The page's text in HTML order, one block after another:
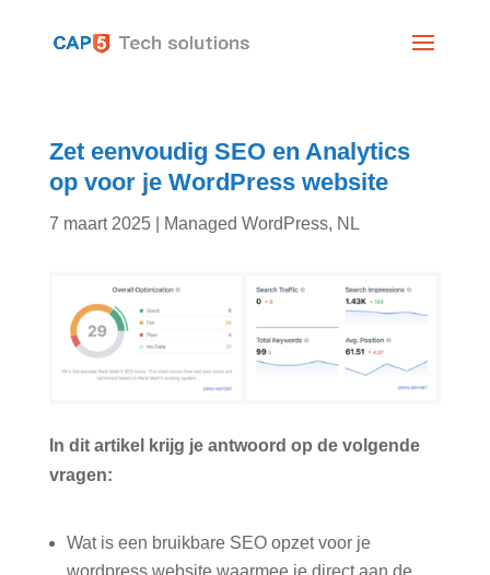
Zet eenvoudig SEO en Analytics
op voor je WordPress website
7 maart 2025| Managed WordPress, NL
In dit artikel krijg je antwoord op de volgende
vragen:
Wat is een bruikbare SEO opzet voor je
wordpress website waarmee je direct aan de